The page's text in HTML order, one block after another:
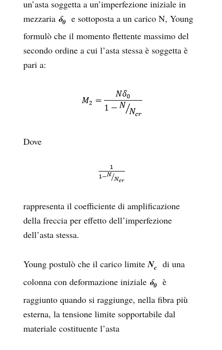
un’asta soggetta a un’imperfezione iniziale in
mezzaria δ0
e sottoposta a un carico N, Young
formulò che il momento flettente massimo del
secondo ordine a cui l’asta stessa è soggetta è
pari a:
Dove
rappresenta il coefficiente di amplificazione
della freccia per effetto dell’imperfezione
dell’asta stessa.
Young postulò che il carico limiteNc
di una
colonna con deformazione iniziale δ0
è
raggiunto quando si raggiunge, nella fibra più
esterna, la tensione limite sopportabile dal
materiale costituente l’asta